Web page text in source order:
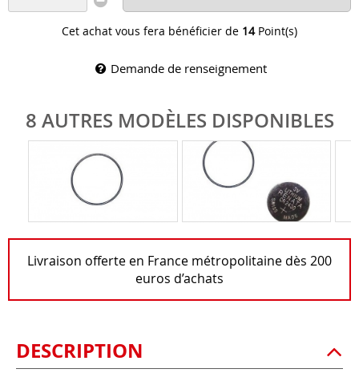
Cet achat vous fera bénéficier de 14Point(s)
Demande de renseignement
Livraison offerte en France métropolitaine dès 200
euros d’achats
8 AUTRES MODÈLES DISPONIBLES
DESCRIPTION